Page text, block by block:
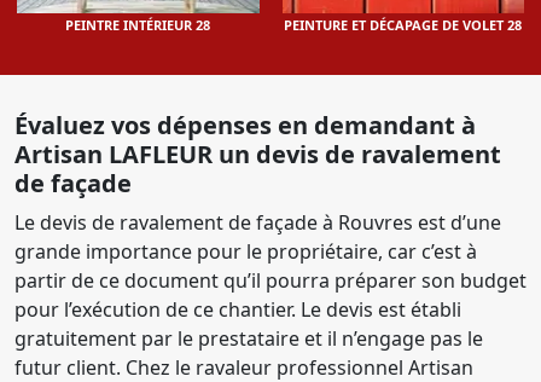
PEINTRE INTÉRIEUR 28 PEINTURE ET DÉCAPAGE DE VOLET 28
Évaluez vos dépenses en demandant à
Artisan LAFLEUR un devis de ravalement
de façade
Le devis de ravalement de façade à Rouvres est d’une
grande importance pour le propriétaire, car c’est à
partir de ce document qu’il pourra préparer son budget
pour l’exécution de ce chantier. Le devis est établi
gratuitement par le prestataire et il n’engage pas le
futur client. Chez le ravaleur professionnel Artisan